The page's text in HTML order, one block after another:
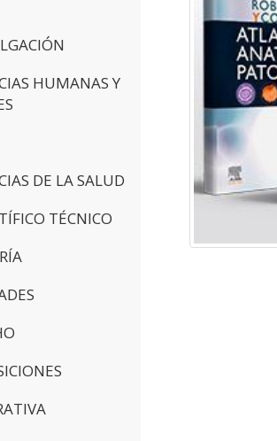
HUMANAS Y
DE LA SALUD
TÉCNICO